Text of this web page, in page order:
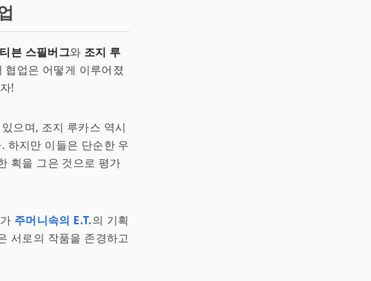
븐 스필버그와 조지 루
업은 어떻게 이루어졌
!
으며, 조지 루카스 역시
하지만 이들은 단순한 우
획을 그은 것으로 평가
주머니속의 E.T.의 기획
서로의 작품을 존경하고